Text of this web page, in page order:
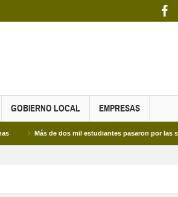
GOBIERNO LOCAL EMPRESAS
Más de dos mil estudiantes pasaron por las salas de